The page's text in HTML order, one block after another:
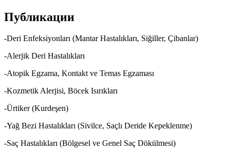
Публикации
-Deri Enfeksiyonları (Mantar Hastalıkları, Siğiller, Çibanlar)
-Alerjik Deri Hastalıkları
-Atopik Egzama, Kontakt ve Temas Egzaması
-Kozmetik Alerjisi, Böcek Isırıkları
-Ürtiker (Kurdeşen)
-Yağ Bezi Hastalıkları (Sivilce, Saçlı Deride Kepeklenme)
-Saç Hastalıkları (Bölgesel ve Genel Saç Dökülmesi)